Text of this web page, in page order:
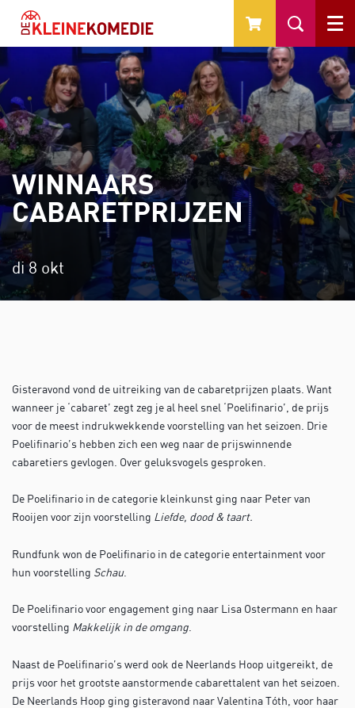
Menu
WINNAARS
CABARETPRIJZEN
di 8 okt
Gisteravond vond de uitreiking van de cabaretprijzen plaats. Want
wanneer je ‘cabaret’ zegt zeg je al heel snel ‘Poelifinario’, de prijs
voor de meest indrukwekkende voorstelling van het seizoen. Drie
Poelifinario’s hebben zich een weg naar de prijswinnende
cabaretiers gevlogen. Over geluksvogels gesproken.
De Poelifinario in de categorie kleinkunst ging naar Peter van
Rooijen voor zijn voorstelling Liefde, dood & taart.
Rundfunk won de Poelifinario in de categorie entertainment voor
hun voorstelling Schau.
De Poelifinario voor engagement ging naar Lisa Ostermann en haar
voorstelling Makkelijk in de omgang
Naast de Poelifinario’s werd ook de Neerlands Hoop uitgereikt, de
prijs voor het grootste aanstormende cabarettalent van het seizoen.
De Neerlands Hoop ging gisteravond naar Valentina Tóth, voor haar